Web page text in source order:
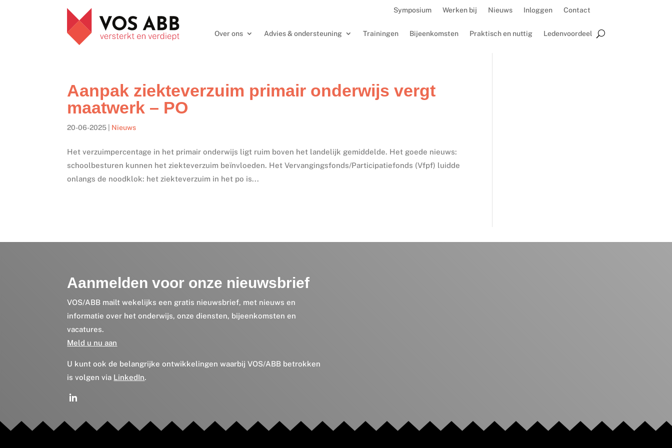
Symposium Werken bij Nieuws Inloggen Contact
Over ons Advies & ondersteuning Trainingen Bijeenkomsten Praktisch en nuttig Ledenvoordeel
Aanpak ziekteverzuim primair onderwijs vergt
maatwerk – PO
20-06-2025 Nieuws
Het verzuimpercentage in het primair onderwijs ligt ruim boven het landelijk gemiddelde. Het goede nieuws:
schoolbesturen kunnen het ziekteverzuim beïnvloeden. Het Vervangingsfonds/Participatiefonds (Vfpf) luidde
onlangs de noodklok: het ziekteverzuim in het po is...
Aanmelden voor onze nieuwsbrief
VOS/ABB mailt wekelijks een gratis nieuwsbrief, met nieuws en
informatie over het onderwijs, onze diensten, bijeenkomsten en
vacatures.
Meld u nu aan
U kunt ook de belangrijke ontwikkelingen waarbij VOS/ABB betrokken
is volgen via LinkedIn.